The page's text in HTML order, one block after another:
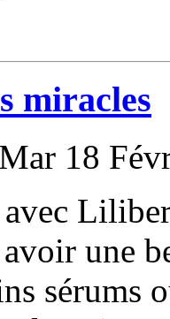
miracles
18
avec
une
sérums